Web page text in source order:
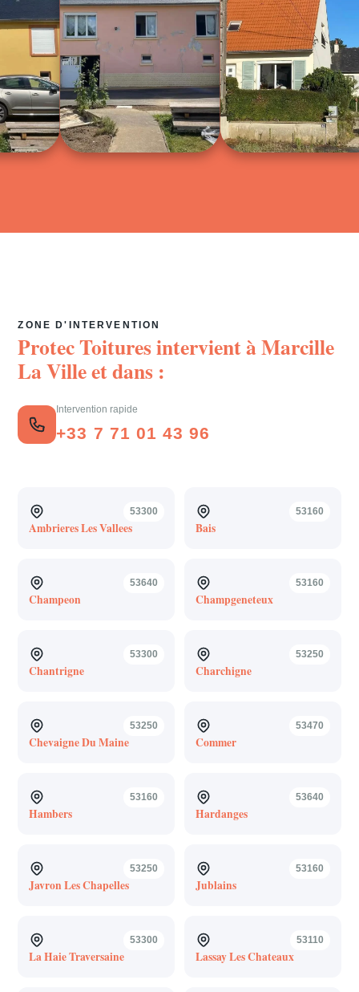
ZONE D'INTERVENTION
Protec Toitures intervient àMarcille
La Villeet dans :
Intervention rapide
+33 7 71 01 43 96
53300
Ambrieres Les Vallees
53160
Bais
53640
Champeon
53160
Champgeneteux
53300
Chantrigne
53250
Charchigne
53250
Chevaigne Du Maine
53470
Commer
53160
Hambers
53640
Hardanges
53250
Javron Les Chapelles
53160
Jublains
53300
La Haie Traversaine
53110
Lassay Les Chateaux